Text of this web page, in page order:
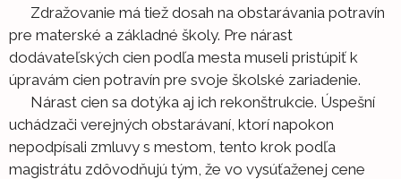
Zdražovanie má tiež dosah na obstarávania potravín
pre materské a základné školy. Pre nárast
dodávateľských cien podľa mesta museli pristúpiť k
úpravám cien potravín pre svoje školské zariadenie.
Nárast cien sa dotýka aj ich rekonštrukcie. Úspešní
uchádzači verejných obstarávaní, ktorí napokon
nepodpísali zmluvy s mestom, tento krok podľa
magistrátu zdôvodňujú tým, že vo vysúťaženej cene